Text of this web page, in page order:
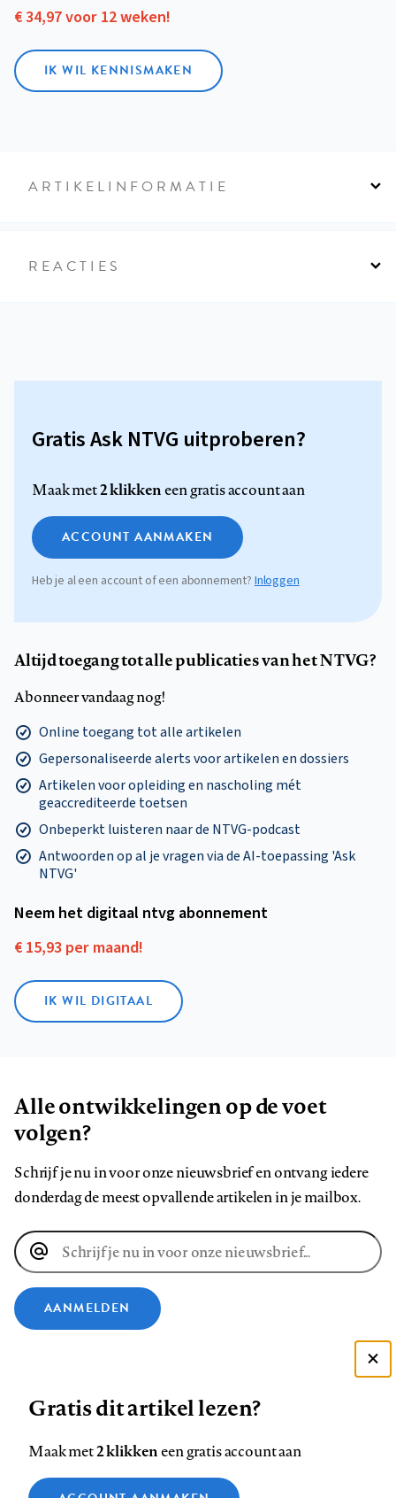
€ 34,97 voor 12 weken!
IK WIL KENNISMAKEN
ARTIKELINFORMATIE
REACTIES
Gratis Ask NTVG uitproberen?
Maak met2 klikkeneen gratis account aan
ACCOUNT AANMAKEN
Heb je al een account of een abonnement? Inloggen
Altijd toegang tot alle publicaties van het NTVG?
Abonneer vandaag nog!
Online toegang tot alle artikelen
Gepersonaliseerde alerts voor artikelen en dossiers
Artikelen voor opleiding en nascholing mét
geaccrediteerde toetsen
Onbeperkt luisteren naar de NTVG-podcast
Antwoorden op al je vragen via de AI-toepassing 'Ask
NTVG'
Neem het digitaal ntvg abonnement
€ 15,93 per maand!
IK WIL DIGITAAL
Alle ontwikkelingen op de voet
volgen?
Schrijf je nu in voor onze nieuwsbrief en ontvang iedere
donderdag de meest opvallende artikelen in je mailbox.
E-
mailadres
AANMELDEN
ons
op
ons
op
ons
op
ons
op
ons
op
ons
Contact Colofon Disclaimer Privacy
Zie onze cookie policy
Gratis dit artikel lezen?
Maak met2 klikkeneen gratis account aan